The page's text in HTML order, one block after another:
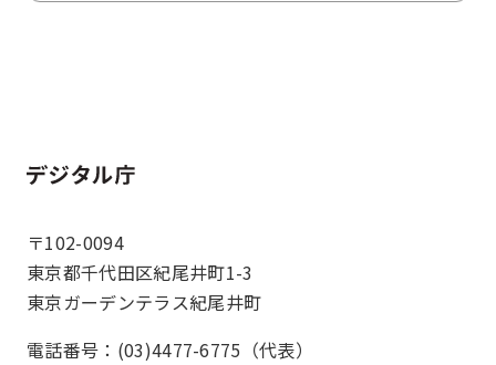
ホーム
〒102-0094
東京都千代田区紀尾井町1-3
東京ガーデンテラス紀尾井町
電話番号：(03)4477-6775（代表）